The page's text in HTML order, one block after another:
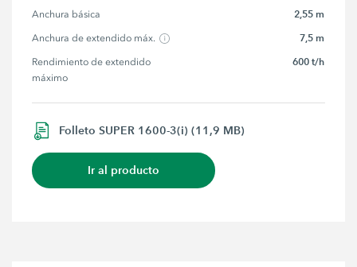
Anchura básica 2,55 m
Anchura de extendido máx. 7,5 m
Rendimiento de extendido
máximo
600 t/h
Folleto SUPER 1600-3(i) (11,9 MB)
Ir al producto